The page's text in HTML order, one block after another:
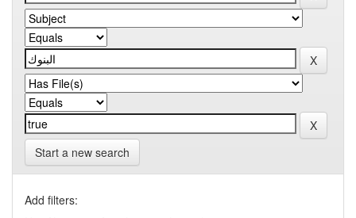
Start a new search
Add filters: